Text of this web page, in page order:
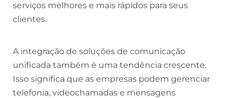
serviços melhores e mais rápidos para seus
clientes.
A integração de soluções de comunicação
unificada também é uma tendência crescente.
Isso significa que as empresas podem gerenciar
telefonia, videochamadas e mensagens